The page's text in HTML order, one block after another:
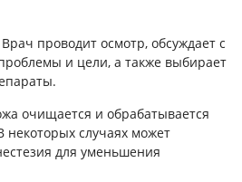
Врач проводит осмотр, обсуждает с
и цели, а также выбирает
очищается и обрабатывается
некоторых случаях может
для уменьшения